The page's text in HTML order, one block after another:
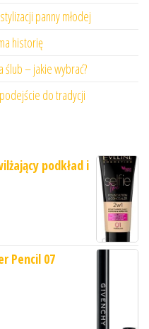
panny młodej
historię
ślub – jakie wybrać?
do tradycji
podkład i
Pencil 07